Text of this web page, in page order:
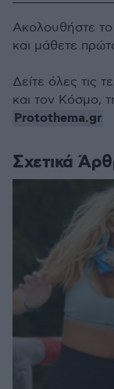
Σχετικά
Ακολουθήστε το
και μάθετε
Δείτε όλες τις
και τον Κόσμο,
Protothema.gr